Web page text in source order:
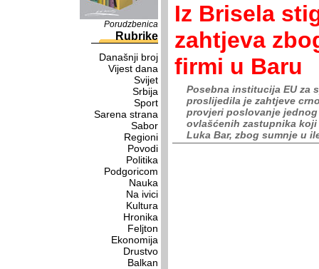
Porudzbenica
Rubrike
Današnji broj
Vijest dana
Svijet
Srbija
Sport
Sarena strana
Sabor
Regioni
Povodi
Politika
Podgoricom
Nauka
Na ivici
Kultura
Hronika
Feljton
Ekonomija
Drustvo
Balkan
Iz Brisela
zahtjeva
firmi u Baru
Posebna institucija EU za
proslijedila je zahtjeve
provjeri poslovanje
ovlašćenih zastupnika
Luka Bar, zbog sumnje u